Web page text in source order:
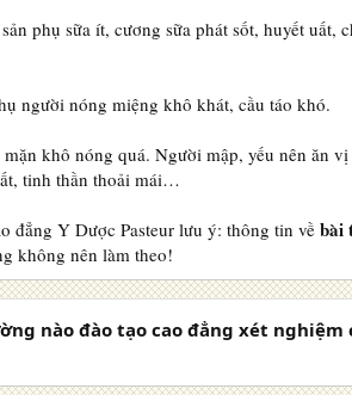
phụ sữa ít, cương sữa phát sốt, huyết uất,
người nóng miệng khô khát, cầu táo khó.
khô nóng quá. Người mập, yếu nên ăn
tinh thần thoải mái…
đẳng Y Dược Pasteur lưu ý: thông tin về bài
không nên làm theo!
nào đào tạo cao đẳng xét